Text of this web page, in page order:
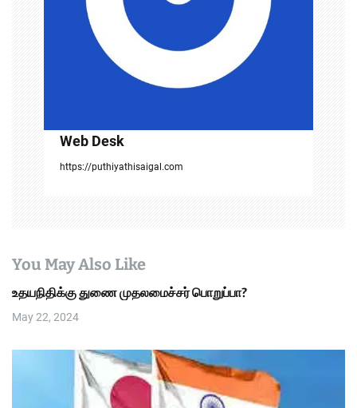
Web Desk
https://puthiyathisaigal.com
You May Also Like
உதயநிதிக்கு துணை முதலமைச்சர் பொறுப்பா?
May 22, 2024